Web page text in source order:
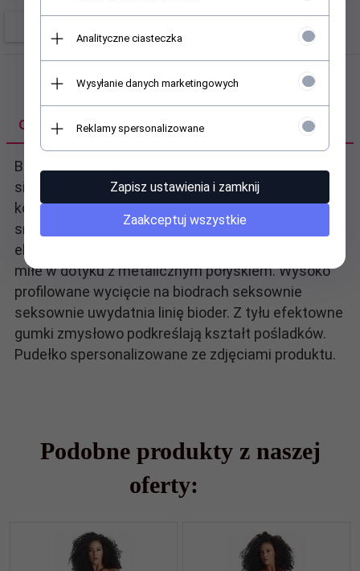
OPIS PRODUKTU
Body z miłej w dotyku, elastycznej i transparentnej
siateczki. Z przodu przykuwająca uwagę
kompozycja z czarnych gumek, połączonych ze
srebrnymi, metalowymi kółkami i regulatorami oraz
elastyczną koronką w geometryczne wzory. Gumki
miłe w dotyku z metalicznym połyskiem. Wysoko
profilowane wycięcie na biodrach seksownie
seksownie uwydatnia linię bioder. Z tyłu efektowne
gumki zmysłowo podkreślają kształt pośladków.
Pudełko spersonalizowane ze zdjęciami produktu.
Podobne produkty z naszej
oferty:
Analityczne ciasteczka
Wysyłanie danych marketingowych
Reklamy spersonalizowane
Zapisz ustawienia i zamknij
Zaakceptuj wszystkie